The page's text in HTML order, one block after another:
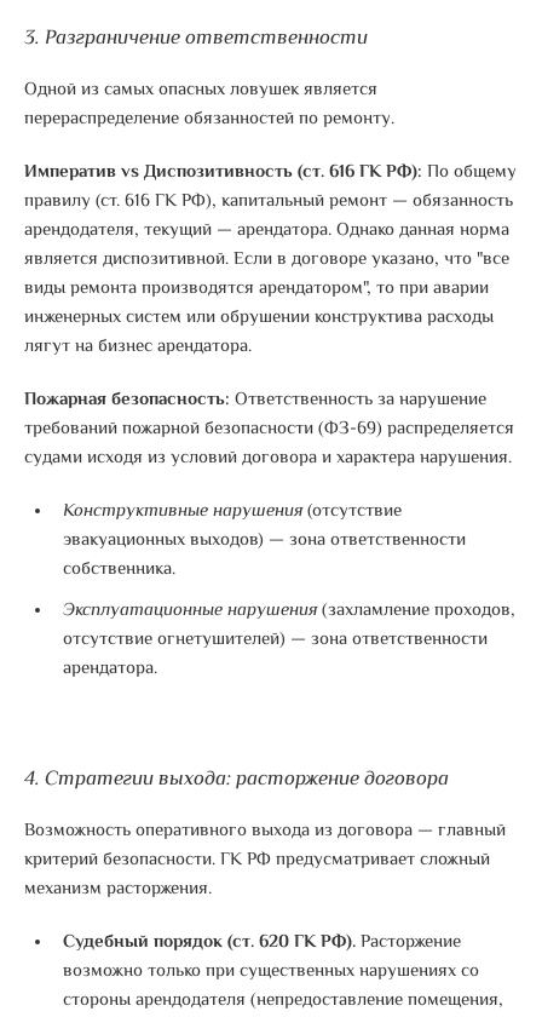
3. Разграничение ответственности
Одной из самых опасных ловушек является
перераспределение обязанностей по ремонту.
Императив vs Диспозитивность (ст. 616 ГК РФ): По общему
правилу (ст. 616 ГК РФ), капитальный ремонт — обязанность
арендодателя, текущий — арендатора. Однако данная норма
является диспозитивной. Если в договоре указано, что "все
виды ремонта производятся арендатором", то при аварии
инженерных систем или обрушении конструктива расходы
лягут на бизнес арендатора.
Пожарная безопасность: Ответственность за нарушение
требований пожарной безопасности (ФЗ-69) распределяется
судами исходя из условий договора и характера нарушения.
Конструктивные нарушения(отсутствие
эвакуационных выходов) — зона ответственности
собственника.
Эксплуатационные нарушения(захламление проходов,
отсутствие огнетушителей) — зона ответственности
арендатора.
4. Стратегии выхода: расторжение договора
Возможность оперативного выхода из договора — главный
критерий безопасности. ГК РФ предусматривает сложный
механизм расторжения.
Судебный порядок (ст. 620 ГК РФ). Расторжение
возможно только при существенных нарушениях со
стороны арендодателя (непредоставление помещения,